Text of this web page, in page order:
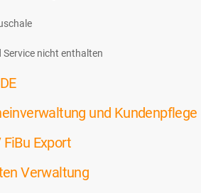
nicht enthalten
und Kundenpflege
FiBu Export
Verwaltung